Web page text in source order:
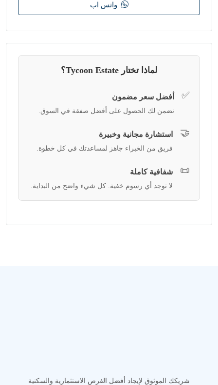
واتس اب
لماذا تختار Tycoon Estate؟
✅ أفضل سعر مضمون
نضمن لك الحصول على أفضل صفقة في السوق.
🤝 استشارة مجانية وخبيرة
فريق من الخبراء جاهز لمساعدتك في كل خطوة.
📜 شفافية كاملة
لا توجد أي رسوم خفية. كل شيء واضح من البداية.
شريكك الموثوق لإيجاد أفضل الفرص الاستثمارية والسكنية